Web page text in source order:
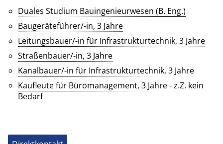
Duales Studium Bauingenieurwesen (B. Eng.)
Baugeräteführer/-in, 3 Jahre
Leitungsbauer/-in für Infrastrukturtechnik, 3 Jahre
Straßenbauer/-in, 3 Jahre
Kanalbauer/-in für Infrastrukturtechnik, 3 Jahre
Kaufleute für Büromanagement, 3 Jahre- z.Z. kein
Bedarf